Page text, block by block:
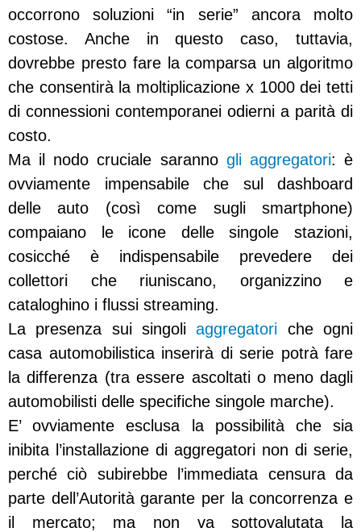
occorrono soluzioni “in serie” ancora molto
costose. Anche in questo caso, tuttavia,
dovrebbe presto fare la comparsa un algoritmo
che consentirà la moltiplicazione x 1000 dei tetti
di connessioni contemporanei odierni a parità di
costo.
Ma il nodo cruciale saranno gli aggregatori: è
ovviamente impensabile che sul dashboard
delle auto (così come sugli smartphone)
compaiano le icone delle singole stazioni,
cosicché è indispensabile prevedere dei
collettori che riuniscano, organizzino e
cataloghino i flussi streaming.
La presenza sui singoliaggregatori che ogni
casa automobilistica inserirà di serie potrà fare
la differenza (tra essere ascoltati o meno dagli
automobilisti delle specifiche singole marche).
E’ ovviamente esclusa la possibilità che sia
inibita l’installazione di aggregatori non di serie,
perché ciò subirebbe l’immediata censura da
parte dell’Autorità garante per la concorrenza e
il mercato; ma non va sottovalutata la